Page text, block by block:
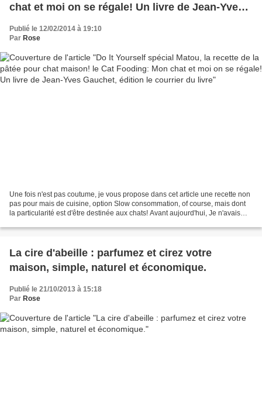
chat et moi on se régale! Un livre de Jean-Yves
Publié le 12/02/2014 à 19:10
Par Rose
Une fois n'est pas coutume, je vous propose dans cet article une recette non
pas pour mais de cuisine, option Slow consommation, of course, mais dont
la particularité est d'être destinée aux chats! Avant aujourd'hui, Je n'avais
La cire d'abeille : parfumez et cirez votre
maison, simple, naturel et économique.
Publié le 21/10/2013 à 15:18
Par Rose